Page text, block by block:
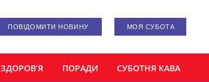
ПОВІДОМИТИ НОВИНУ МОЯ СУБОТА
ЗДОРОВ’Я ПОРАДИ СУБОТНЯ КАВА